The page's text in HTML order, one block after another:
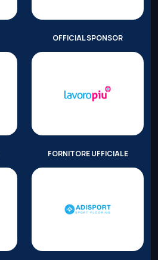
OFFICIAL SPONSOR
FORNITORE UFFICIALE